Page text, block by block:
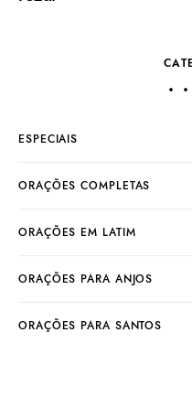
ESPECIAIS
ORAÇÕES COMPLETAS
ORAÇÕES EM LATIM
ORAÇÕES PARA ANJOS
ORAÇÕES PARA SANTOS